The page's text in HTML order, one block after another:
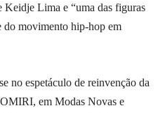
Keidje Lima e “uma das figuras
do movimento hip-hop em
no espetáculo de reinvenção da
em Modas Novas e